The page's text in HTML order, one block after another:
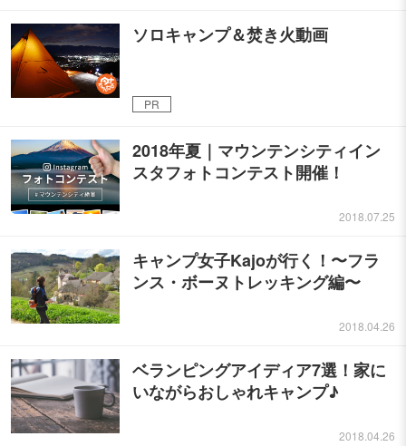
ソロキャンプ＆焚き火動画
PR
2018年夏｜マウンテンシティイン
スタフォトコンテスト開催！
2018.07.25
キャンプ女子Kajoが行く！〜フラ
ンス・ボーヌトレッキング編〜
2018.04.26
ベランピングアイディア7選！家に
いながらおしゃれキャンプ♪
2018.04.26